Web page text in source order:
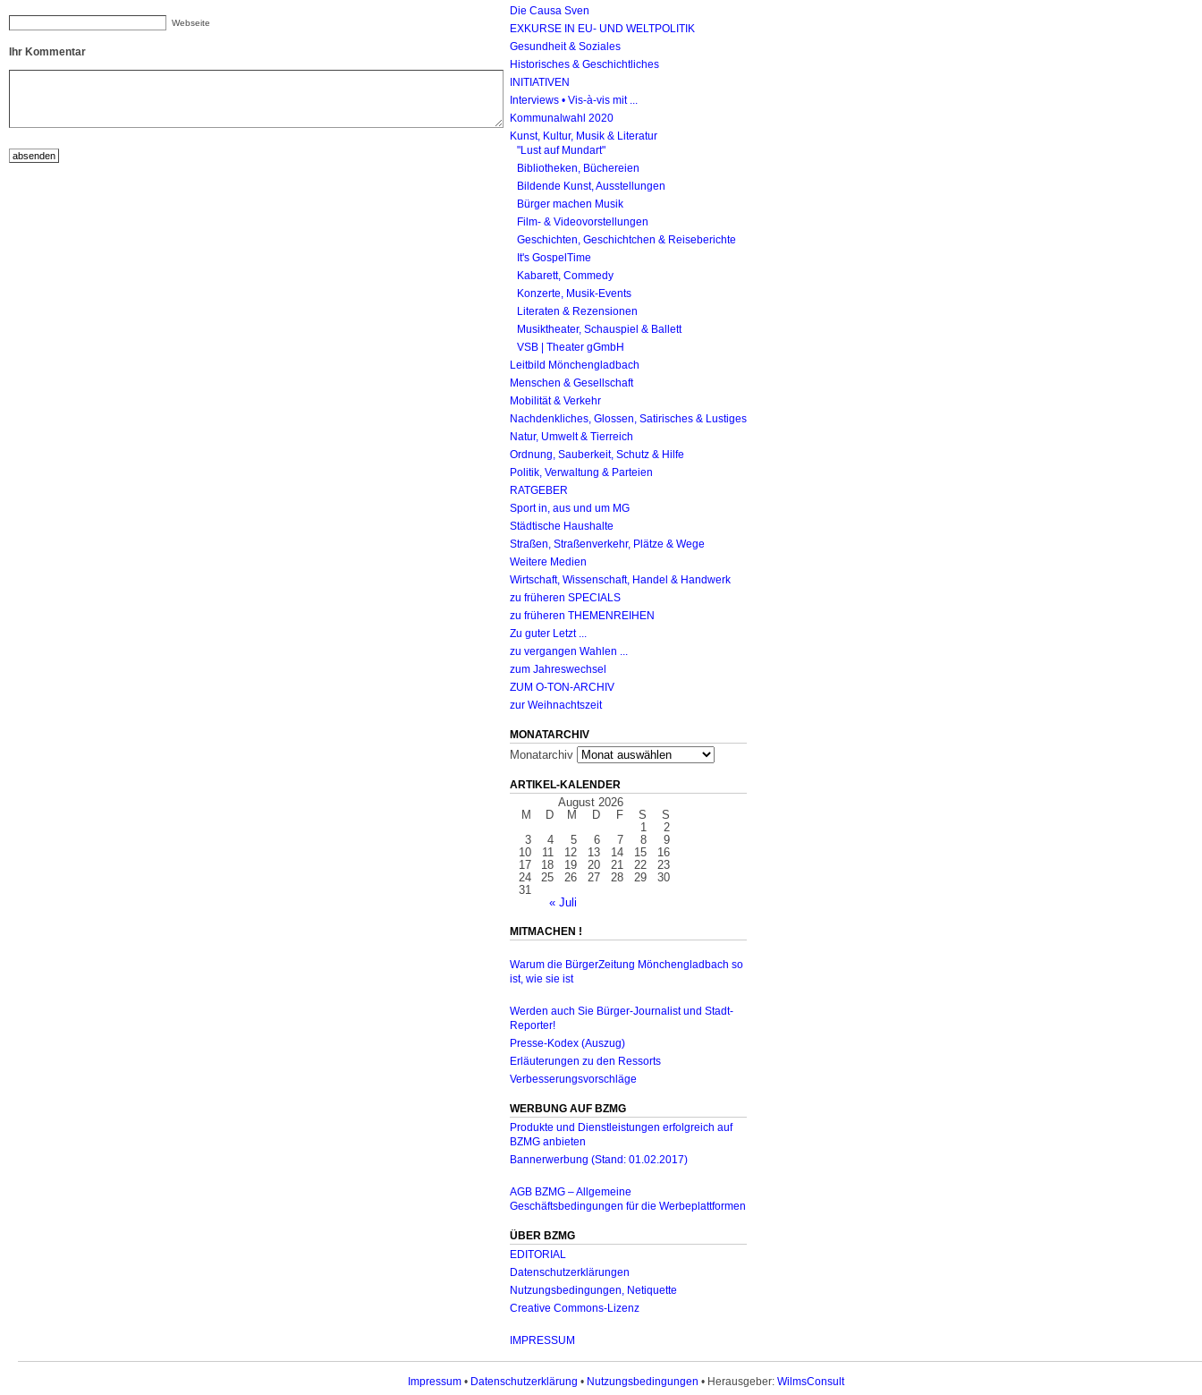
Webseite
Ihr Kommentar
Die Causa Sven
EXKURSE IN EU- UND WELTPOLITIK
Gesundheit & Soziales
Historisches & Geschichtliches
INITIATIVEN
Interviews • Vis-à-vis mit ...
Kommunalwahl 2020
Kunst, Kultur, Musik & Literatur
"Lust auf Mundart"
Bibliotheken, Büchereien
Bildende Kunst, Ausstellungen
Bürger machen Musik
Film- & Videovorstellungen
Geschichten, Geschichtchen & Reiseberichte
It's GospelTime
Kabarett, Commedy
Konzerte, Musik-Events
Literaten & Rezensionen
Musiktheater, Schauspiel & Ballett
VSB | Theater gGmbH
Leitbild Mönchengladbach
Menschen & Gesellschaft
Mobilität & Verkehr
Nachdenkliches, Glossen, Satirisches & Lustiges
Natur, Umwelt & Tierreich
Ordnung, Sauberkeit, Schutz & Hilfe
Politik, Verwaltung & Parteien
RATGEBER
Sport in, aus und um MG
Städtische Haushalte
Straßen, Straßenverkehr, Plätze & Wege
Weitere Medien
Wirtschaft, Wissenschaft, Handel & Handwerk
zu früheren SPECIALS
zu früheren THEMENREIHEN
Zu guter Letzt ...
zu vergangen Wahlen ...
zum Jahreswechsel
ZUM O-TON-ARCHIV
zur Weihnachtszeit
MONATARCHIV
Monatarchiv
ARTIKEL-KALENDER
August 2026
M
D M D F S S
« Juli
1
2
3
4 5 6 7 8
9
10
11 12 13 14 15
16
17
18 19 20 21 22
23
24
25 26 27 28 29
30
31
MITMACHEN !
Warum die BürgerZeitung Mönchengladbach so
ist, wie sie ist
Werden auch Sie Bürger-Journalist und Stadt-
Reporter!
Presse-Kodex (Auszug)
Erläuterungen zu den Ressorts
Verbesserungsvorschläge
WERBUNG AUF BZMG
Produkte und Dienstleistungen erfolgreich auf
BZMG anbieten
Bannerwerbung (Stand: 01.02.2017)
AGB BZMG – Allgemeine
Geschäftsbedingungen für die Werbeplattformen
ÜBER BZMG
EDITORIAL
Datenschutzerklärungen
Nutzungsbedingungen, Netiquette
Creative Commons-Lizenz
IMPRESSUM
Impressum • Datenschutzerklärung • Nutzungsbedingungen • Herausgeber: WilmsConsult